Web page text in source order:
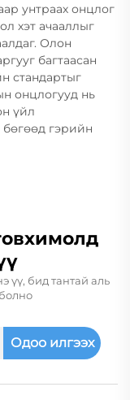
унтраах онцлог
хэт ачааллыг
Олон
багтаасан
стандартыг
онцлогууд нь
үйл
бөгөөд гэрийн
үү, бид тантай аль
Одоо илгээх